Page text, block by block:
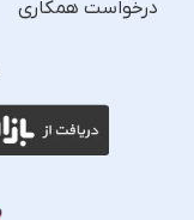
درخواست همکاری